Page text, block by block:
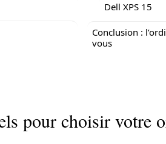
Dell XPS 15
Conclusion :
vous
pour choisir votre